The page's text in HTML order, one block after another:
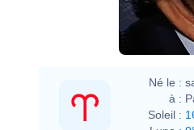
Né le :
à :
Soleil :